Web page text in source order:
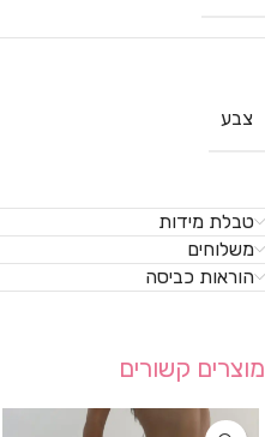
צבע
טבלת מידות
משלוחים
הוראות כביסה
מוצרים קשורים